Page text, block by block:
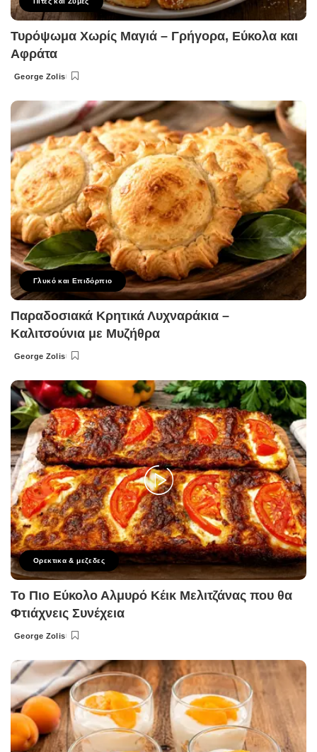
Τυρόψωμα Χωρίς Μαγιά – Γρήγορα, Εύκολα και
Αφράτα
Posted
George Zolis
Γλυκό και Επιδόρπιο
Παραδοσιακά Κρητικά Λυχναράκια –
Καλιτσούνια με Μυζήθρα
Posted
George Zolis
Ορεκτικα & μεζεδες
Το Πιο Εύκολο Αλμυρό Κέικ Μελιτζάνας που θα
Φτιάχνεις Συνέχεια
Posted
George Zolis